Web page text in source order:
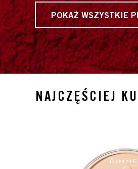
POKAŻ WSZYSTKIE
NAJCZĘŚCIEJ